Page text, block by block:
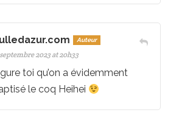
Auteur
septembre 2023 at 20h33
toi qu’on a évidemment
le coq Heihei